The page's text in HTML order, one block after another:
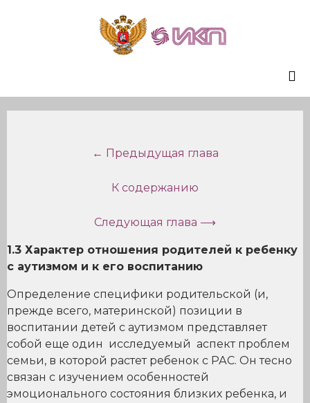
← Предыдущая глава
К содержанию
Следующая глава ⟶
1.3 Характер отношения родителей к ребенку
с аутизмом и к его воспитанию
Определение специфики родительской (и,
прежде всего, материнской) позиции в
воспитании детей с аутизмом представляет
собой еще один исследуемый аспект проблем
семьи, в которой растет ребенок с РАС. Он тесно
связан с изучением особенностей
эмоционального состояния близких ребенка, и